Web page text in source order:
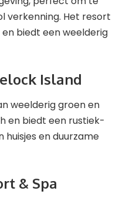
verkenning. Het resort
biedt een weelderig
Island
weelderig groen en
en biedt een rustiek-
huisjes en duurzame
& Spa